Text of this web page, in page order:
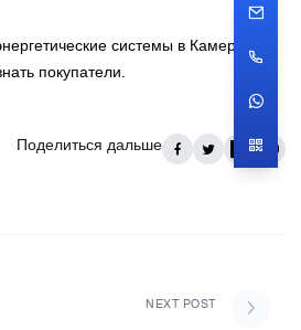
системы в Камеруне:
покупатели.
Поделиться дальше
NEXT POST